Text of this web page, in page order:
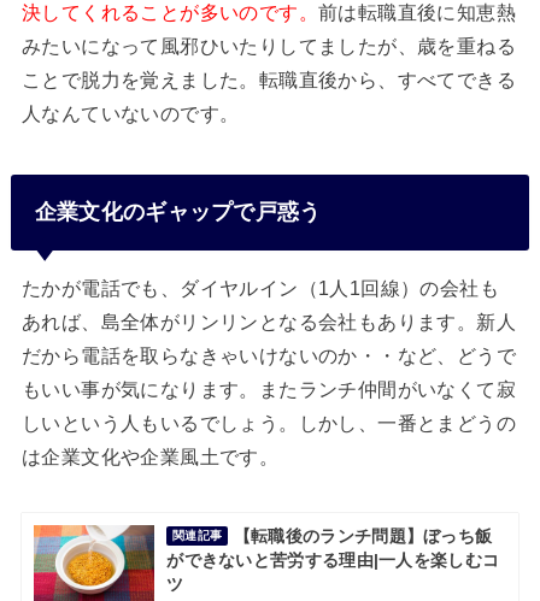
決してくれることが多いのです。 前は転職直後に知恵熱
みたいになって風邪ひいたりしてましたが、歳を重ねる
ことで脱力を覚えました。転職直後から、すべてできる
人なんていないのです。
企業文化のギャップで戸惑う
たかが電話でも、ダイヤルイン（1人1回線）の会社も
あれば、島全体がリンリンとなる会社もあります。新人
だから電話を取らなきゃいけないのか・・など、どうで
もいい事が気になります。またランチ仲間がいなくて寂
しいという人もいるでしょう。しかし、一番とまどうの
は企業文化や企業風土です。
関連記事
【転職後のランチ問題】ぼっち飯
ができないと苦労する理由|一人を楽しむコ
ツ